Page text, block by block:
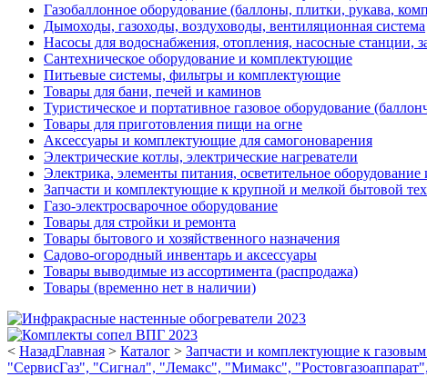
Газобаллонное оборудование (баллоны, плитки, рукава,
Дымоходы, газоходы, воздуховоды, вентиляционная система
Насосы для водоснабжения, отопления, насосные станции,
Сантехническое оборудование и комплектующие
Питьевые системы, фильтры и комплектующие
Товары для бани, печей и каминов
Туристическое и портативное газовое оборудование
Товары для приготовления пищи на огне
Аксессуары и комплектующие для самогоноварения
Электрические котлы, электрические нагреватели
Электрика, элементы питания, осветительное
Запчасти и комплектующие к крупной и мелкой бытовой
Газо-электросварочное оборудование
Товары для стройки и ремонта
Товары бытового и хозяйственного назначения
Садово-огородный инвентарь и аксессуары
Товары выводимые из ассортимента (распродажа)
Товары (временно нет в наличии)
< НазадГлавная > Каталог > Запчасти и комплектующие к
"СервисГаз", "Сигнал", "Лемакс", "Мимакс",